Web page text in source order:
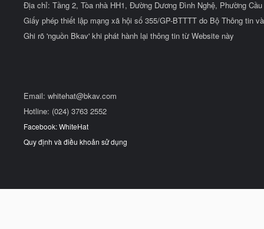
Địa chỉ: Tầng 2, Tòa nhà HH1, Đường Dương Đình Nghệ, Phường
Giấy phép thiết lập mạng xã hội số 355/GP-BTTTT do Bộ Thông tin
Ghi rõ 'nguồn Bkav' khi phát hành lại thông tin từ Website này
Email: whitehat@bkav.com
Hotline: (024) 3763 2552
Facebook: WhiteHat
Quy định và điều khoản sử dụng